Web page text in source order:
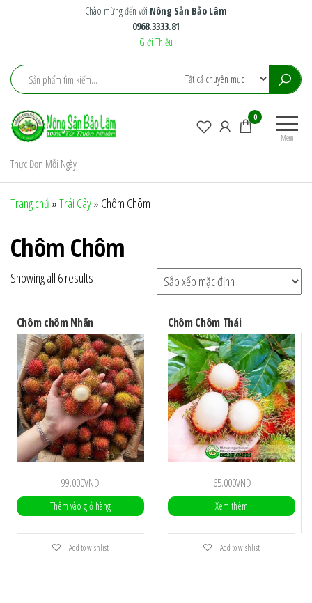
content
Chào mừng đến với Nông Sản Bảo Lâm
0968.3333.81
Giới Thiệu
Lâm
Menu
0
Thực Đơn Mỗi Ngày
Trang chủ »Trái Cây» Chôm Chôm
Chôm Chôm
Showing all 6 results
Chôm chôm Nhãn
99.000VNĐ
Thêm vào giỏ hàng
Add to wishlist
Chôm Chôm Thái
65.000VNĐ
Xem thêm
Add to wishlist